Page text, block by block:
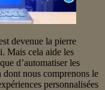
devenue la pierre
Mais cela aide les
d’automatiser les
dont nous comprenons le
personnalisées